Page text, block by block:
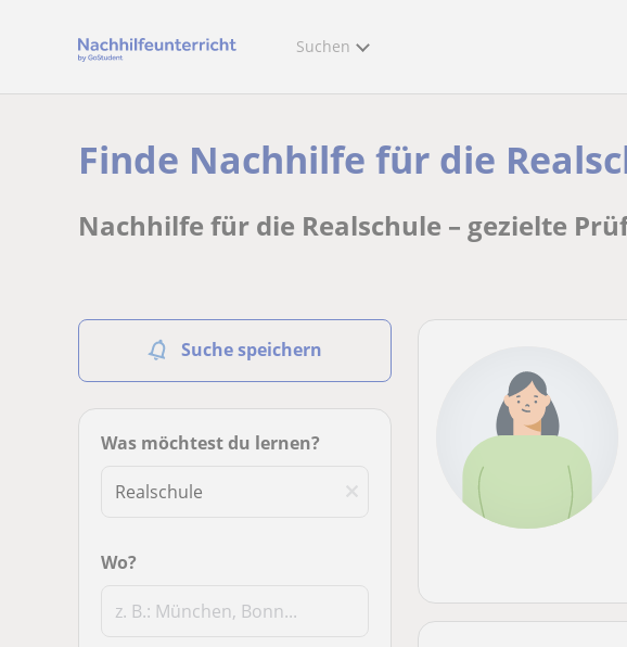
Suchen
Finde Nachhilfe für die
Nachhilfe für die Realschule – gezielte
Suche speichern
Was möchtest du lernen?
Wo?